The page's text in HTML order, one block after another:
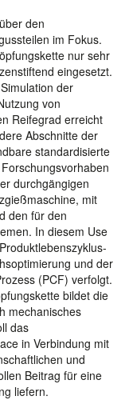
den
im Fokus.
nur sehr
eingesetzt.
der
von
Reifegrad erreicht
Abschnitte der
standardisierte
durchgängigen
mit
den für den
In diesem Use
und der
(PCF) verfolgt.
bildet die
mechanisches
das
in Verbindung mit
und
Beitrag für eine
liefern.